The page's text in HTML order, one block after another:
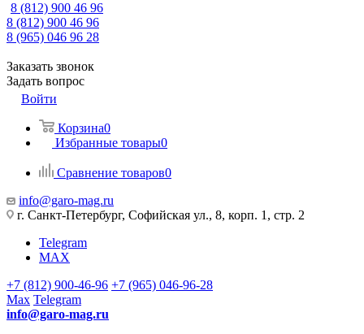
8 (812) 900 46 96
8 (812) 900 46 96
8 (965) 046 96 28
Заказать звонок
Задать вопрос
Войти
Корзина0
Избранные товары0
Сравнение товаров0
info@garo-mag.ru
г. Санкт-Петербург, Софийская ул., 8, корп. 1, стр. 2
Telegram
MAX
+7 (812) 900-46-96 +7 (965) 046-96-28
Max Telegram
info@garo-mag.ru